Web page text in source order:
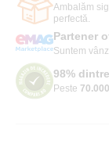
Ambalăm
perfectă.
Partener
Suntem
98%
Peste